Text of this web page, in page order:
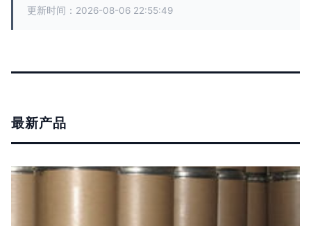
更新时间：2026-08-06 22:55:49
最新产品